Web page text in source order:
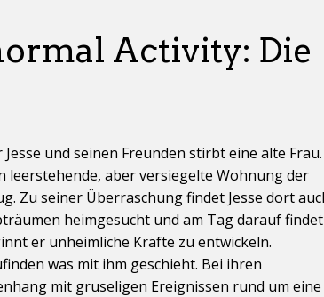
Activity: Die
und seinen Freunden stirbt eine alte Frau.
leerstehende, aber versiegelte Wohnung der
Zu seiner Überraschung findet Jesse dort
heimgesucht und am Tag darauf
er unheimliche Kräfte zu entwickeln.
was mit ihm geschieht. Bei ihren
mit gruseligen Ereignissen rund um eine